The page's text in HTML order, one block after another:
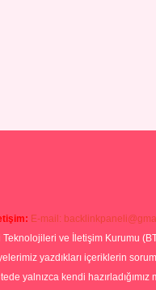
E-mail:
ve İletişim Kurumu
yazdıkları içeriklerin
yalnızca kendi